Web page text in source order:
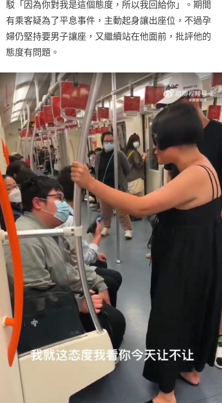
駁「因為你對我是這個態度，所以我回給你」。期間
有乘客疑為了平息事件，主動起身讓出座位，不過孕
婦仍堅持要男子讓座，又繼續站在他面前，批評他的
態度有問題。